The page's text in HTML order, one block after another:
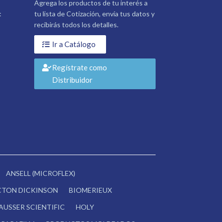
Agrega los productos de tu interés a
tu lista de Cotización, envía tus datos y
recibirás todos los detalles.
Ir a Catálogo
Regístrate como
Distribuidor
ANSELL (MICROFLEX)
DICKINSON
BIOMERIEUX
SCIENTIFIC
HOLY